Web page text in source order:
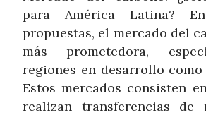
para América Latina?
propuestas, el mercado del
más prometedora,
regiones en desarrollo
Estos mercados consisten
realizan transferencias de